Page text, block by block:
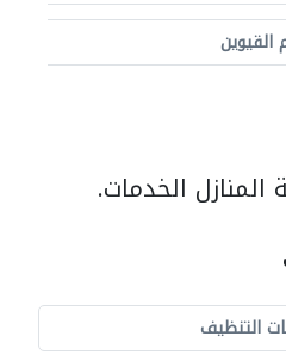
القيوين
الخدمات.
التنظيف